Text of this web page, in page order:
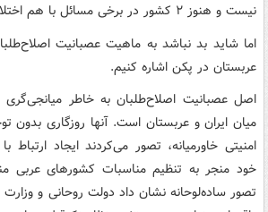
نیست و هنوز ۲ کشور در برخی مسائل با هم اختلاف نظر دارند.
اما شاید بد نباشد به ماهیت عصبانیت
عربستان در پکن اشاره کنیم.
اصل عصبانیت اصلاح‌طلبان به خاطر
میان ایران و عربستان است. آنها روزگاری
امنیتی خاورمیانه، تصور می‌کردند ایجاد ارتباط
خود منجر به تنظیم مناسبات کشورهای عربی
تصور ساده‌لوحانه نشان داد دولت روحانی و